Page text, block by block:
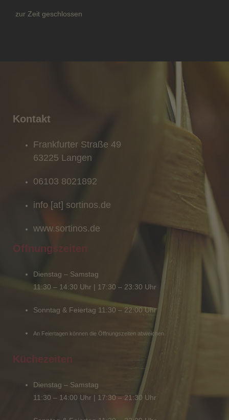
zur Zeit geschlossen
Kontakt
Frankfurter Straße 49
63225 Langen
06103 8021892
info [at] sortinos.de
www.sortinos.de
Öffnungszeiten
Dienstag – Samstag
11:30 – 14:30 Uhr | 17:30 – 23:30 Uhr
Sonntag & Feiertag 11:30 – 22:00 Uhr
An Feiertagen können die Öffnungszeiten abweichen
Küchezeiten
Dienstag – Samstag
11:30 – 14:00 Uhr | 17:30 – 21:30 Uhr